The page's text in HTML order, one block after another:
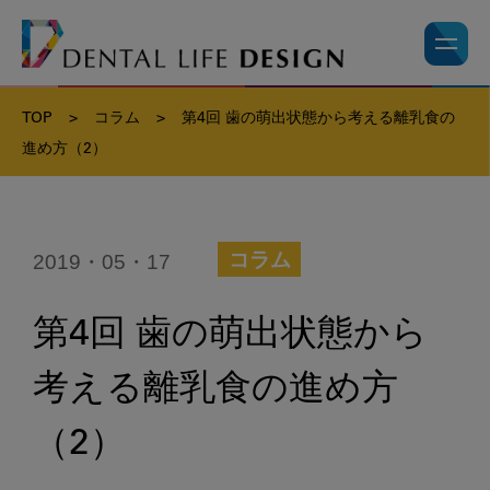
TOP > コラム >
第4回 歯の萌出状態から考える離乳食の
進め方（2）
2019・05・17 コラム
第4回 歯の萌出状態から
考える離乳食の進め方
（2）